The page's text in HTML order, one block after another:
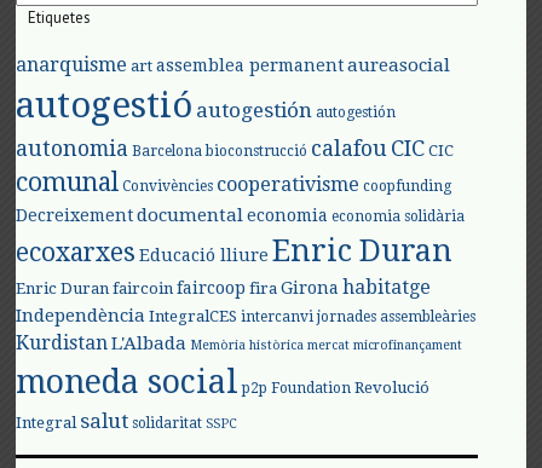
Etiquetes
anarquisme art assemblea permanent aureasocial
autogestió autogestión autogestión
autonomia Barcelona bioconstrucció calafouCIC CIC
comunal Convivències cooperativisme coopfunding
Decreixement documental economia economia solidària
ecoxarxes Educació lliure Enric Duran
Enric Duran faircoin faircoop fira Girona habitatge
Independència IntegralCES intercanvi jornades assembleàries
KurdistanL'Albada Memòria històrica mercat microfinançament
moneda social p2p Foundation Revolució
Integral salut solidaritat SSPC